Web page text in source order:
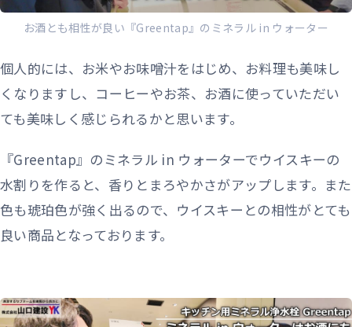
お酒とも相性が良い『Greentap』のミネラル in ウォーター
個人的には、お米やお味噌汁をはじめ、お料理も美味し
くなりますし、コーヒーやお茶、お酒に使っていただい
ても美味しく感じられるかと思います。
『Greentap』のミネラル in ウォーターでウイスキーの
水割りを作ると、香りとまろやかさがアップします。また
色も琥珀色が強く出るので、ウイスキーとの相性がとても
良い商品となっております。